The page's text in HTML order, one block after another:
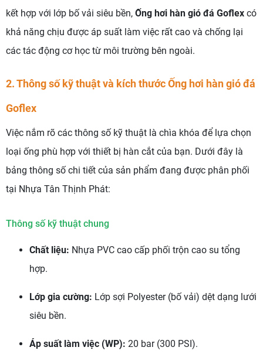
kết hợp với lớp bố vải siêu bền, Ống hơi hàn gió đá Goflex có
khả năng chịu được áp suất làm việc rất cao và chống lại
các tác động cơ học từ môi trường bên ngoài.
2. Thông số kỹ thuật và kích thước Ống hơi hàn gió đá
Goflex
Việc nắm rõ các thông số kỹ thuật là chìa khóa để lựa chọn
loại ống phù hợp với thiết bị hàn cắt của bạn. Dưới đây là
bảng thông số chi tiết của sản phẩm đang được phân phối
tại Nhựa Tân Thịnh Phát:
Thông số kỹ thuật chung
Chất liệu: Nhựa PVC cao cấp phối trộn cao su tổng
hợp.
Lớp gia cường: Lớp sợi Polyester (bố vải) dệt dạng lưới
siêu bền.
Áp suất làm việc (WP): 20 bar (300 PSI).